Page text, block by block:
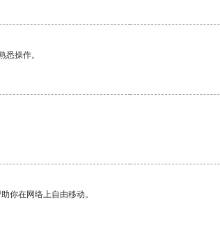
操作。
你在网络上自由移动。